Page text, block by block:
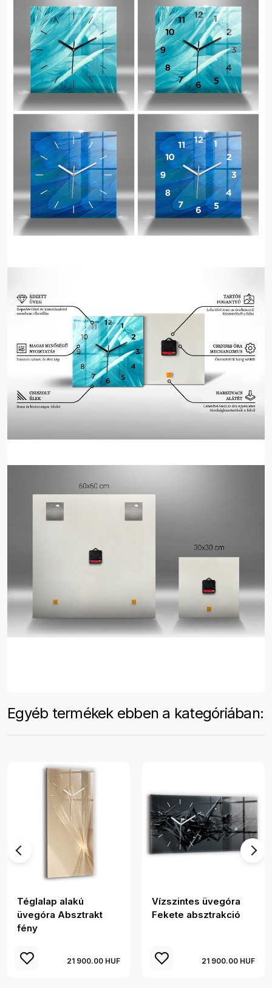
Egyéb termékek ebben a kategóriában:
Téglalap alakú
üvegóra Absztrakt
fény
21 900.00 HUF
Vízszintes üvegóra
Fekete absztrakció
21 900.00 HUF